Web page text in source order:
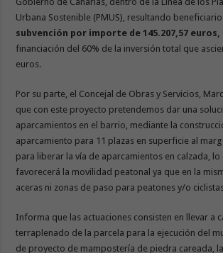
Urbana Sostenible (PMUS), resultando
subvención por importe de 145.207,57 euros,
financiación del 60% de la inversión total que
euros.
Por su parte, el Concejal de Obras y Servicios,
que con este proyecto pretendemos dar una
aparcamientos en el barrio, mediante la
aparcamiento para 11 plazas en superficie al
para liberar la vía de aparcamientos en calzada, lo
favorecerá la movilidad peatonal ya que en la
aceras ni zonas de paso para peatones y/o
Informa que las actuaciones consisten en llevar a
terraplenado de la parcela para la ejecución del
de proyecto de mampostería de piedra careada,